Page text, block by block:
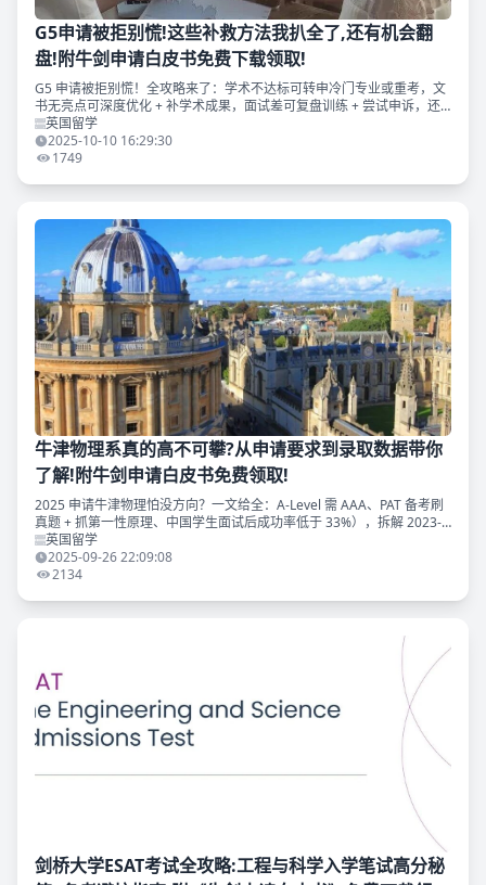
G5申请被拒别慌!这些补救方法我扒全了,还有机会翻
盘!附牛剑申请白皮书免费下载领取!
G5 申请被拒别慌！全攻略来了：学术不达标可转申冷门专业或重考，文
书无亮点可深度优化 + 补学术成果，面试差可复盘训练 + 尝试申诉，还
能把握 6-8 月补录机会。附 2025 牛剑申请白皮书免费下载领取
英国留学
2025-10-10 16:29:30
1749
牛津物理系真的高不可攀?从申请要求到录取数据带你
了解!附牛剑申请白皮书免费领取!
2025 申请牛津物理怕没方向？一文给全：A-Level 需 AAA、PAT 备考刷
真题 + 抓第一性原理、中国学生面试后成功率低于 33%），拆解 2023-
2025 录取数据。附牛剑申请白皮书免费领取
英国留学
2025-09-26 22:09:08
2134
剑桥大学ESAT考试全攻略:工程与科学入学笔试高分秘